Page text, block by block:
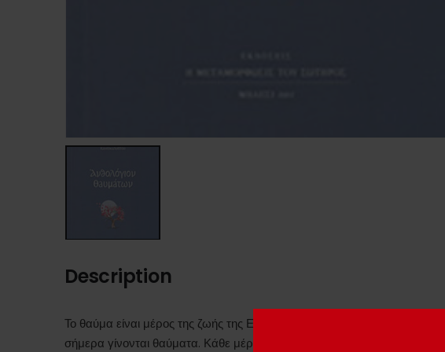
Description
Το θαύμα είναι μέρος της ζωής της Εκκλησίας. Ο Ιησούς Χριστός
σήμερα γίνονται θαύματα. Κάθε μέρα.